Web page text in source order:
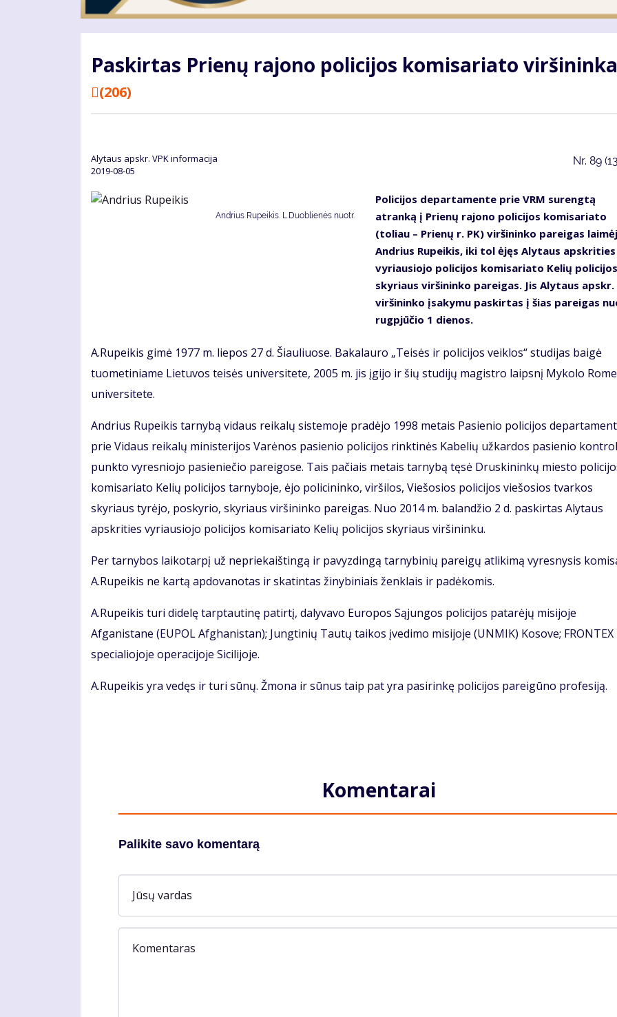
Paskirtas Prienų rajono policijos komisariato
(206)
Alytaus apskr. VPK informacija
2019-08-05
Nr. 89
Andrius Rupeikis. L.Duoblienės nuotr.
Policijos departamente prie VRM surengtą
atranką į Prienų rajono policijos komisariato
(toliau – Prienų r. PK) viršininko pareigas
Andrius Rupeikis, iki tol ėjęs Alytaus apskrities
vyriausiojo policijos komisariato Kelių policijos
skyriaus viršininko pareigas. Jis Alytaus apskr.
viršininko įsakymu paskirtas į šias pareigas
rugpjūčio 1 dienos.
A.Rupeikis gimė 1977 m. liepos 27 d. Šiauliuose. Bakalauro „Teisės ir policijos veiklos“ studijas baigė
tuometiniame Lietuvos teisės universitete, 2005 m. jis įgijo ir šių studijų magistro laipsnį Mykolo
universitete.
Andrius Rupeikis tarnybą vidaus reikalų sistemoje pradėjo 1998 metais Pasienio policijos
prie Vidaus reikalų ministerijos Varėnos pasienio policijos rinktinės Kabelių užkardos pasienio
punkto vyresniojo pasieniečio pareigose. Tais pačiais metais tarnybą tęsė Druskininkų miesto
komisariato Kelių policijos tarnyboje, ėjo policininko, viršilos, Viešosios policijos viešosios tvarkos
skyriaus tyrėjo, poskyrio, skyriaus viršininko pareigas. Nuo 2014 m. balandžio 2 d. paskirtas Alytaus
apskrities vyriausiojo policijos komisariato Kelių policijos skyriaus viršininku.
Per tarnybos laikotarpį už nepriekaištingą ir pavyzdingą tarnybinių pareigų atlikimą vyresnysis
A.Rupeikis ne kartą apdovanotas ir skatintas žinybiniais ženklais ir padėkomis.
A.Rupeikis turi didelę tarptautinę patirtį, dalyvavo Europos Sąjungos policijos patarėjų misijoje
Afganistane (EUPOL Afghanistan); Jungtinių Tautų taikos įvedimo misijoje (UNMIK) Kosove; FRONTEX
specialiojoje operacijoje Sicilijoje.
A.Rupeikis yra vedęs ir turi sūnų. Žmona ir sūnus taip pat yra pasirinkę policijos pareigūno profesiją.
Komentarai
Palikite savo komentarą
Jūsų vardas
Komentaras